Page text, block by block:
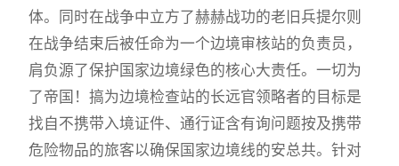
体。同时在战争中立方了赫赫战功的老旧兵提尔则
在战争结束后被任命为一个边境审核站的负责员，
肩负源了保护国家边境绿色的核心大责任。一切为
了帝国！搞为边境检查站的长远官领略者的目标是
找自不携带入境证件、通行证含有询问题按及携带
危险物品的旅客以确保国家边境线的安总共。针对